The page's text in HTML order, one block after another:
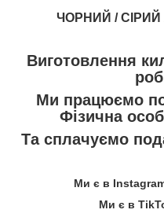
ЧОРНИЙ / СІРИЙ
Виготовлення
Ми працюємо
Фізична
Та сплачуємо
Ми є в
Ми є в